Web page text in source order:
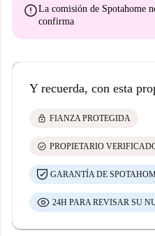
errorLa comisión de Spotahome
confirma
Y recuerda, con esta
lock FIANZA PROTEGIDA
check_circle PROPIETARIO
GARANTÍA DE
24H PARA REVISAR SU